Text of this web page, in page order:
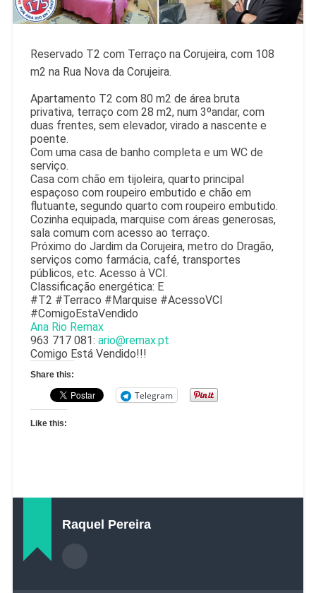
Reservado T2 com Terraço na Corujeira, com 108
m2 na Rua Nova da Corujeira.
Apartamento T2 com 80 m2 de área bruta
privativa, terraço com 28 m2, num 3ºandar, com
duas frentes, sem elevador, virado a nascente e
poente.
Com uma casa de banho completa e um WC de
serviço.
Casa com chão em tijoleira, quarto principal
espaçoso com roupeiro embutido e chão em
flutuante, segundo quarto com roupeiro embutido.
Cozinha equipada, marquise com áreas generosas,
sala comum com acesso ao terraço.
Próximo do Jardim da Corujeira, metro do Dragão,
serviços como farmácia, café, transportes
públicos, etc. Acesso à VCI.
Classificação energética: E
#T2 #Terraco #Marquise #AcessoVCI
#ComigoEstaVendido
Ana Rio Remax
963 717 081: ario@remax.pt
Comigo Está Vendido!!!
Share this:
Telegram
Like this:
Raquel Pereira